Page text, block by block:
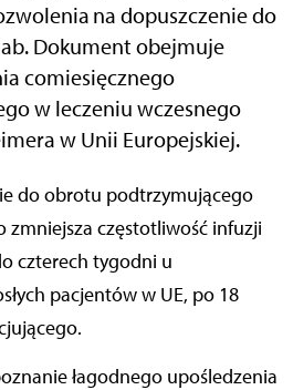
na dopuszczenie do
Dokument obejmuje
comiesięcznego
w leczeniu wczesnego
w Unii Europejskiej.
zmniejsza częstotliwość infuzji
czterech tygodni u
pacjentów w UE, po 18
łagodnego upośledzenia